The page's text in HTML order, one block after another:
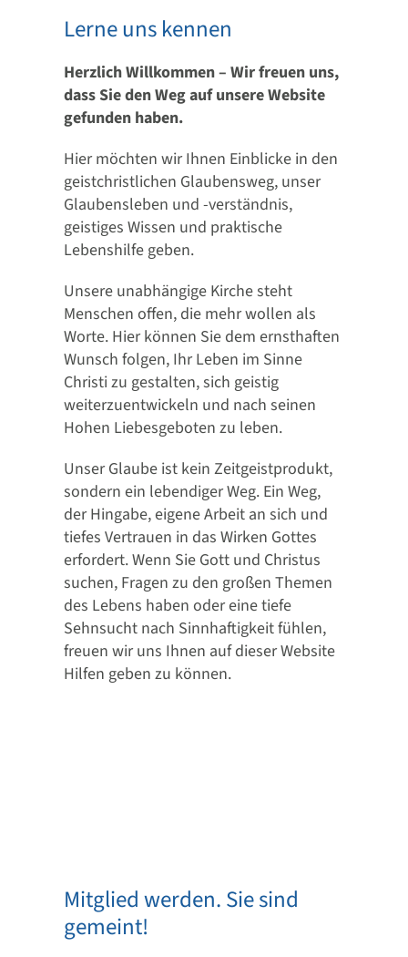
Lerne uns kennen
Herzlich Willkommen – Wir freuen uns,
dass Sie den Weg auf unsere Website
gefunden haben.
Hier möchten wir Ihnen Einblicke in den
geistchristlichen Glaubensweg, unser
Glaubensleben und -verständnis,
geistiges Wissen und praktische
Lebenshilfe geben.
Unsere unabhängige Kirche steht
Menschen offen, die mehr wollen als
Worte. Hier können Sie dem ernsthaften
Wunsch folgen, Ihr Leben im Sinne
Christi zu gestalten, sich geistig
weiterzuentwickeln und nach seinen
Hohen Liebesgeboten zu leben.
Unser Glaube ist kein Zeitgeistprodukt,
sondern ein lebendiger Weg. Ein Weg,
der Hingabe, eigene Arbeit an sich und
tiefes Vertrauen in das Wirken Gottes
erfordert. Wenn Sie Gott und Christus
suchen, Fragen zu den großen Themen
des Lebens haben oder eine tiefe
Sehnsucht nach Sinnhaftigkeit fühlen,
freuen wir uns Ihnen auf dieser Website
Hilfen geben zu können.
Mitglied werden. Sie sind
gemeint!